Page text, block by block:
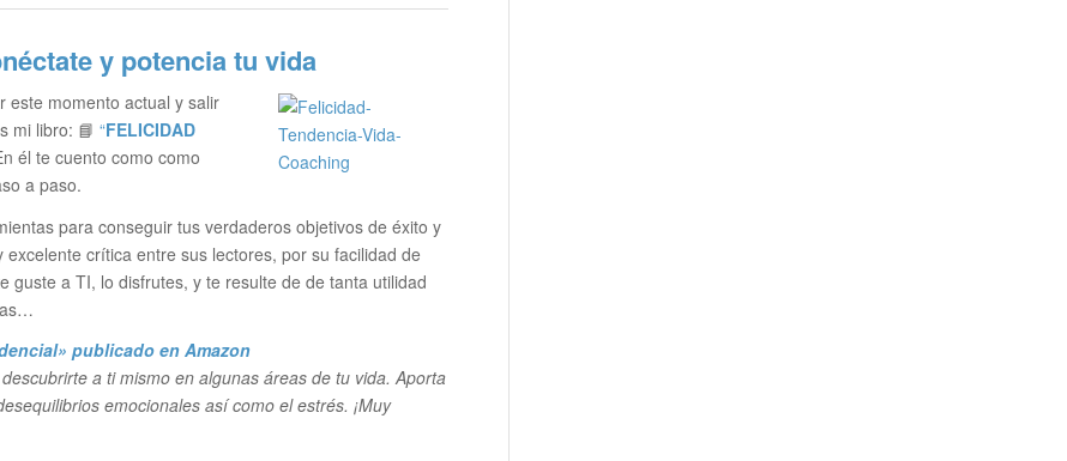
y potencia tu vida
momento actual y salir
mi libro: 📘 “FELICIDAD
él te cuento como como
a paso.
para conseguir tus verdaderos objetivos de éxito y
crítica entre sus lectores, por su facilidad de
guste a TI, lo disfrutes, y te resulte de de tanta utilidad
publicado en Amazon
a ti mismo en algunas áreas de tu vida. Aporta
emocionales así como el estrés. ¡Muy